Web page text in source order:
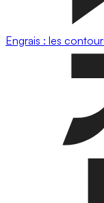
Engrais : les